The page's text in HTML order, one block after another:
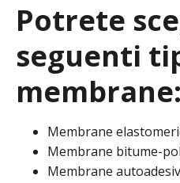
Potrete
seguenti
membrane:
Membrane
Membrane bitume-
Membrane